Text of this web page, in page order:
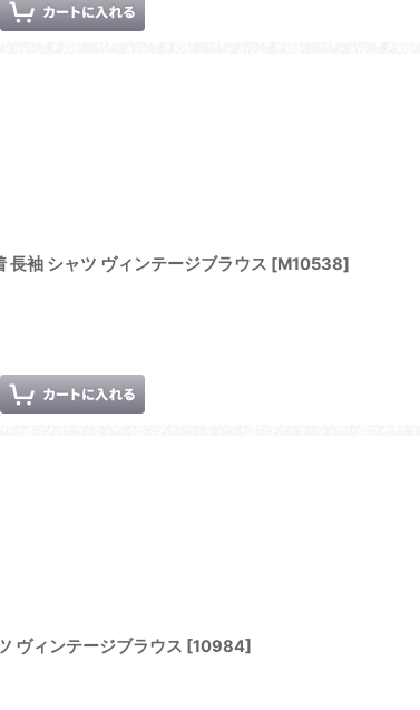
長袖 シャツ ヴィンテージブラウス [M10538]
ヴィンテージブラウス [10984]